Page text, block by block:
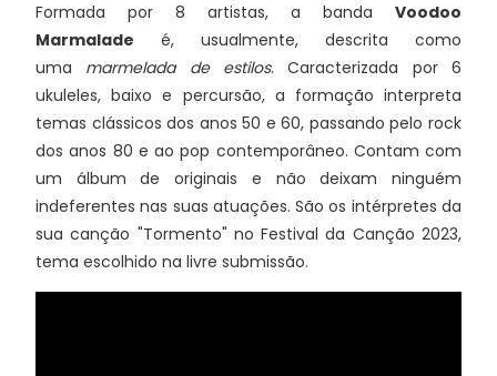
Formada por 8 artistas, a banda Voodoo
Marmalade é, usualmente, descrita como
uma marmelada de estilos. Caracterizada por 6
ukuleles, baixo e percursão, a formação interpreta
temas clássicos dos anos 50 e 60, passando pelo rock
dos anos 80 e ao pop contemporâneo. Contam com
um álbum de originais e não deixam ninguém
indeferentes nas suas atuações. São os intérpretes da
sua canção "Tormento" no Festival da Canção 2023,
tema escolhido na livre submissão.